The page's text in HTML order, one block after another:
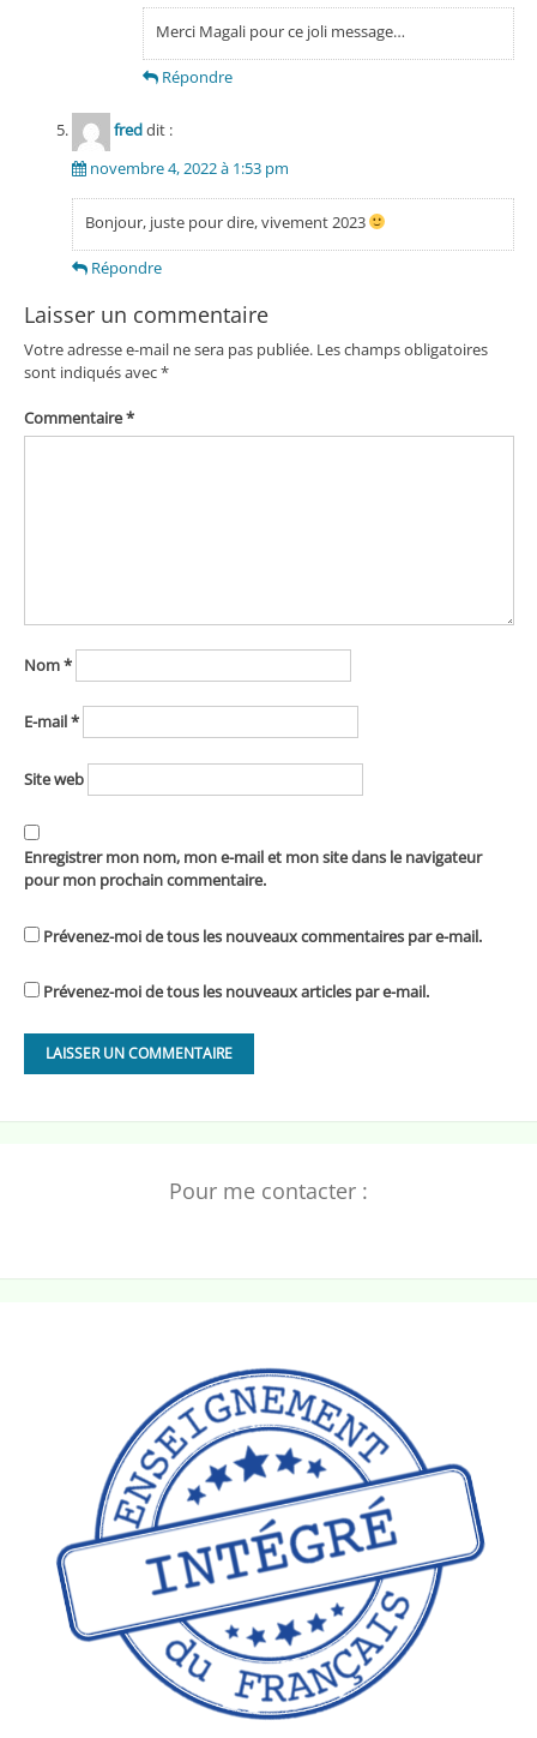
Merci Magali pour ce joli message…
Répondre
freddit :
novembre 4, 2022 à 1:53 pm
Bonjour, juste pour dire, vivement 2023
Répondre
Laisser un commentaire
Votre adresse e-mail ne sera pas publiée. Les champs obligatoires
sont indiqués avec*
Commentaire*
Nom*
E-mail*
Site web
Enregistrer mon nom, mon e-mail et mon site dans le navigateur
pour mon prochain commentaire.
Prévenez-moi de tous les nouveaux commentaires par e-mail.
Prévenez-moi de tous les nouveaux articles par e-mail.
Pour me contacter :